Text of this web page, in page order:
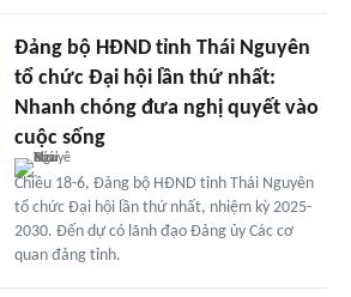
Đảng bộ HĐND tỉnh Thái Nguyên
tổ chức Đại hội lần thứ nhất:
Nhanh chóng đưa nghị quyết vào
cuộc sống
Chiều 18-6, Đảng bộ HĐND tỉnh Thái Nguyên
tổ chức Đại hội lần thứ nhất, nhiệm kỳ 2025-
2030. Đến dự có lãnh đạo Đảng ủy Các cơ
quan đảng tỉnh.